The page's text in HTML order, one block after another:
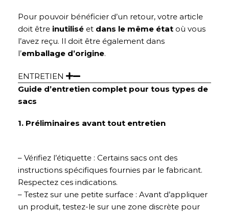
Pour pouvoir bénéficier d’un retour, votre article
doit être inutilisé et dans le même état où vous
l’avez reçu. Il doit être également dans
l’emballage d’origine.
ENTRETIEN
Guide d’entretien complet pour tous types de
sacs
1. Préliminaires avant tout entretien
– Vérifiez l’étiquette : Certains sacs ont des
instructions spécifiques fournies par le fabricant.
Respectez ces indications.
– Testez sur une petite surface : Avant d’appliquer
un produit, testez-le sur une zone discrète pour